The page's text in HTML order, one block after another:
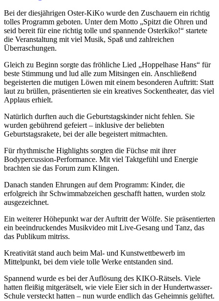
Bei der diesjährigen Oster-KiKo wurde den Zuschauern ein richtig
tolles Programm geboten. Unter dem Motto „Spitzt die Ohren und
seid bereit für eine richtig tolle und spannende Osterkiko!“ startete
die Veranstaltung mit viel Musik, Spaß und zahlreichen
Überraschungen.
Gleich zu Beginn sorgte das fröhliche Lied „Hoppelhase Hans“ für
beste Stimmung und lud alle zum Mitsingen ein. Anschließend
begeisterten die mutigen Löwen mit einem besonderen Auftritt: Statt
laut zu brüllen, präsentierten sie ein kreatives Sockentheater, das viel
Applaus erhielt.
Natürlich durften auch die Geburtstagskinder nicht fehlen. Sie
wurden gebührend gefeiert – inklusive der beliebten
Geburtstagsrakete, bei der alle begeistert mitmachten.
Für rhythmische Highlights sorgten die Füchse mit ihrer
Bodypercussion-Performance. Mit viel Taktgefühl und Energie
brachten sie das Forum zum Klingen.
Danach standen Ehrungen auf dem Programm: Kinder, die
erfolgreich ihr Schwimmabzeichen geschafft hatten, wurden stolz
ausgezeichnet.
Ein weiterer Höhepunkt war der Auftritt der Wölfe. Sie präsentierten
ein beeindruckendes Musikvideo mit Live-Gesang und Tanz, das
das Publikum mitriss.
Kreativität stand auch beim Mal- und Kunstwettbewerb im
Mittelpunkt, bei dem viele tolle Werke entstanden sind.
Spannend wurde es bei der Auflösung des KIKO-Rätsels. Viele
hatten fleißig mitgerätselt, wie viele Eier sich in der Hundertwasser-
Schule versteckt hatten – nun wurde endlich das Geheimnis gelüftet.